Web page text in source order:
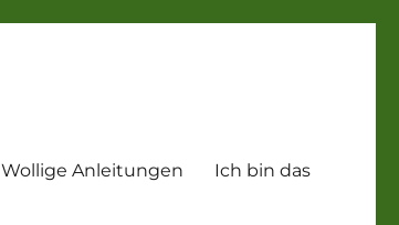
Wollige Anleitungen Ich bin das